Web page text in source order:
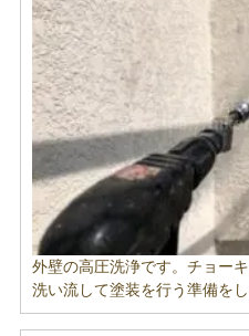
外壁の高圧洗浄です。チョー
洗い流して塗装を行う準備をし